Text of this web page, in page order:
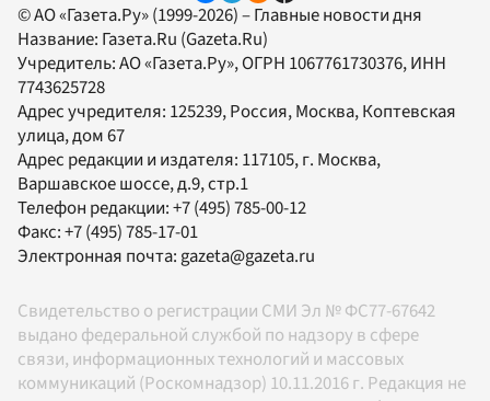
© АО «Газета.Ру» (1999-2026) – Главные новости дня
Название: Газета.Ru (Gazeta.Ru)
Учредитель:АО «Газета.Ру», ОГРН 1067761730376, ИНН
7743625728
Адрес учредителя: 125239, Россия, Москва, Коптевская
улица, дом 67
Адрес редакции и издателя: 117105, г. Москва,
Варшавское шоссе, д.9, стр.1
Телефон редакции:+7 (495) 785-00-12
Факс:+7 (495) 785-17-01
Электронная почта: gazeta@gazeta.ru
Свидетельство о регистрации СМИ Эл № ФС77-67642
выдано федеральной службой по надзору в сфере
связи, информационных технологий и массовых
коммуникаций (Роскомнадзор) 10.11.2016 г. Редакция не